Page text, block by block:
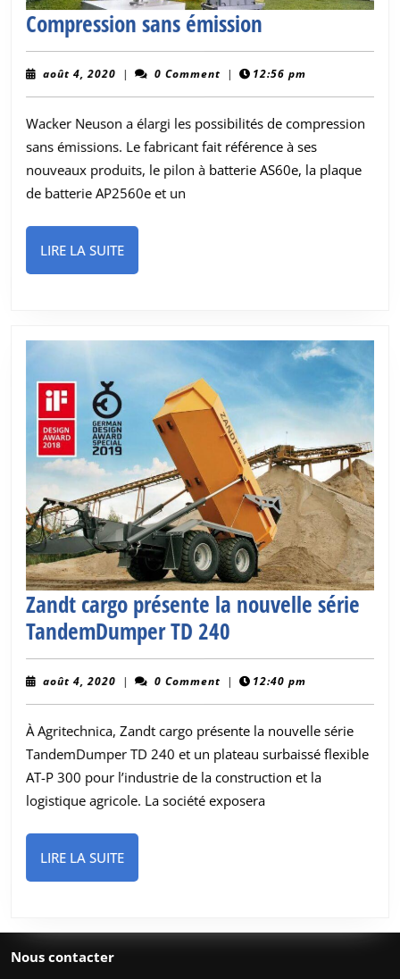
Compression sans émission
sans
émission
août 4, 2020 août
| 0 Comment | 12:56 pm
Wacker Neuson a élargi les possibilités de compression
sans émissions. Le fabricant fait référence à ses
nouveaux produits, le pilon à batterie AS60e, la plaque
de batterie AP2560e et un
LIRE LA SUITELIRE
LA
Zandt cargo présente la nouvelle série
TandemDumper TD 240
cargo
présente
la
nouvelle
série
TandemDumper
août 4, 2020 août
| 0 Comment | 12:40 pm
À Agritechnica, Zandt cargo présente la nouvelle série
TandemDumper TD 240 et un plateau surbaissé flexible
AT-P 300 pour l’industrie de la construction et la
logistique agricole. La société exposera
LIRE LA SUITELIRE
LA
Nous contacter